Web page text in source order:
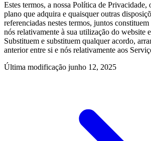
Estes termos, a nossa Política de Privacidade,
plano que adquira e quaisquer outras
referenciadas nestes termos, juntos
nós relativamente à sua utilização do website
Substituem e substituem qualquer acordo,
anterior entre si e nós relativamente aos
Última modificação junho 12, 2025